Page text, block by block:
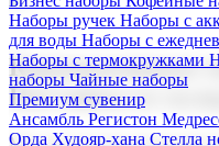
Наборы ручек Наборы с
для воды Наборы с
Наборы с термокружками
наборы Чайные наборы
Премиум сувенир
Ансамбль Регистон
Орда Худояр-хана Стелла
Корпоративные
Поставка со